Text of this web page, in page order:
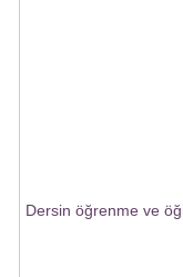
Dersin öğrenme ve